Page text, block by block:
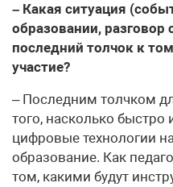
– Какая ситуация
образовании, разговор
последний толчок к
участие?
– Последним толчком
того, насколько быстро
цифровые технологии
образование. Как
том, какими будут